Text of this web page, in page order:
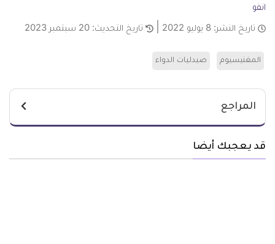
انفو
تاريخ النشر: 8 يوليو 2022 تاريخ التحديث: 20 سبتمبر 2023
المغنيسيوم صيدليات الدواء
المراجع
قد يعجبك أيضا